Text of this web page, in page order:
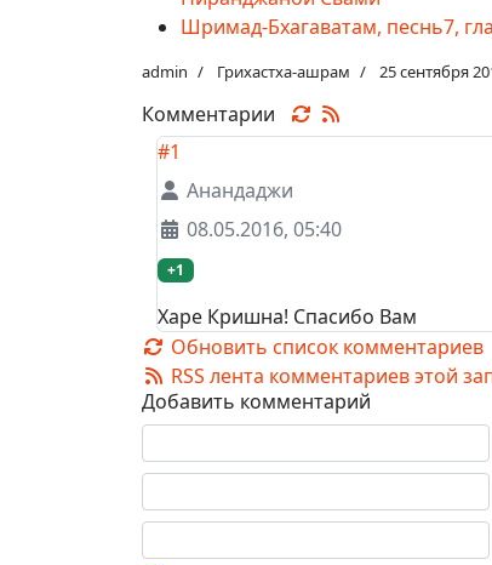
Шримад-Бхагаватам, песнь7,
admin Грихастха-ашрам 25 сентября
Комментарии
#1
Анандаджи
08.05.2016, 05:40
+1
Харе Кришна! Спасибо Вам
Обновить список комментариев
RSS лента комментариев этой
Добавить комментарий
Текст комментария